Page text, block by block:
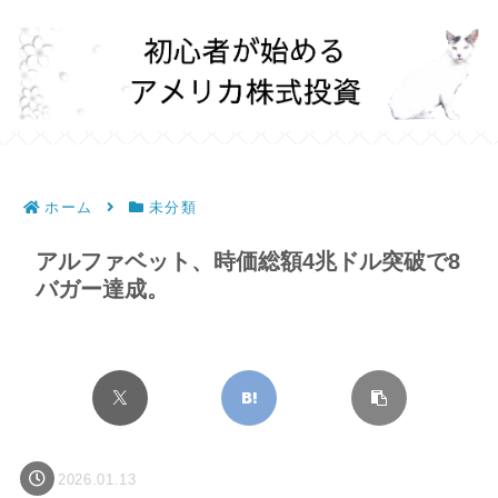
ホーム 未分類
アルファベット、時価総額4兆ドル突破で8
バガー達成。
2026.01.13